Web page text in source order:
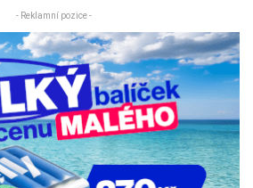
- Reklamní pozice -